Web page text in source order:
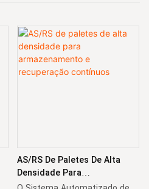
AS/RS De Paletes De Alta
Densidade Para
Armazenamento E